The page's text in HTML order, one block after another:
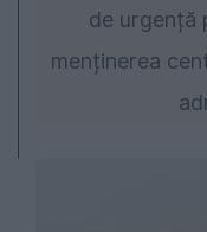
de urgență
menținerea